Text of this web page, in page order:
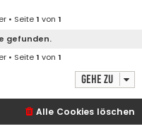
• Seite1 von 1
gefunden.
• Seite1 von 1
Gehe zu
Alle Cookies löschen